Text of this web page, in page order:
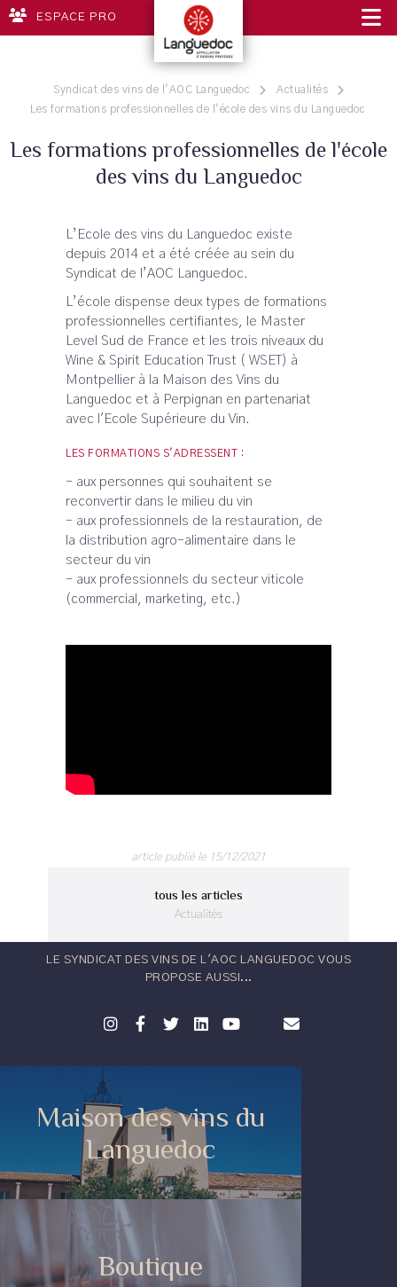
ESPACE PRO
Syndicat des vins de l'AOC Languedoc
Actualités
Les formations professionnelles de l'école des vins du Languedoc
Les formations professionnelles de l'école
des vins du Languedoc
L’Ecole des vins du Languedoc existe
depuis 2014 et a été créée au sein du
Syndicat de l’AOC Languedoc.
L’école dispense deux types de formations
professionnelles certifiantes, le Master
Level Sud de France et les trois niveaux du
Wine & Spirit Education Trust ( WSET) à
Montpellier à la Maison des Vins du
Languedoc et à Perpignan en partenariat
avec l'Ecole Supérieure du Vin.
LES FORMATIONS S'ADRESSENT :
- aux personnes qui souhaitent se
reconvertir dans le milieu du vin
- aux professionnels de la restauration, de
la distribution agro-alimentaire dans le
secteur du vin
- aux professionnels du secteur viticole
(commercial, marketing, etc.)
article publié le 15/12/2021
tous les articles
Actualités
LE SYNDICAT DES VINS DE L'AOC LANGUEDOC VOUS
PROPOSE AUSSI...
Maison des vins du
Languedoc
Boutique